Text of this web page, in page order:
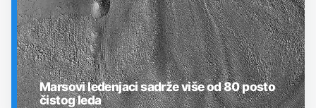
Marsovi ledenjaci sadrže više od 80 posto
čistog leda